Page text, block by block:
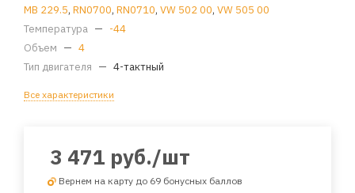
MB 229.5, RN0700, RN0710, VW 502 00, VW 505 00
Температура — -44
Объем — 4
Тип двигателя — 4-тактный
Все характеристики
3 471 руб./шт
Вернем на карту до 69 бонусных баллов